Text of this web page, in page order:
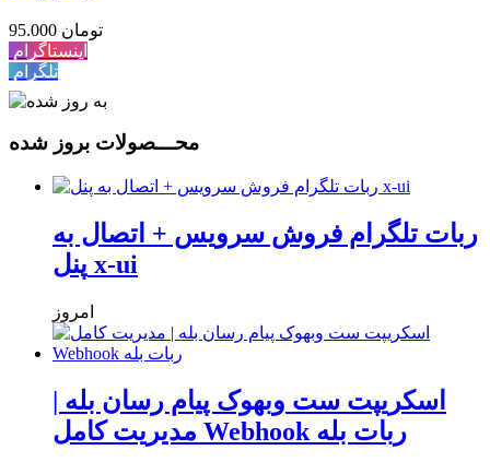
95.000 تومان
اینستاگرام
تلگرام
محـــصولات بروز شده
ربات تلگرام فروش سرویس + اتصال به
پنل x-ui
امروز
اسکریپت ست وبهوک پیام رسان بله |
مدیریت کامل Webhook ربات بله